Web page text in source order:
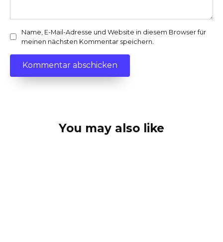
Name, E-Mail-Adresse und Website in diesem Browser für
meinen nächsten Kommentar speichern.
You may also like